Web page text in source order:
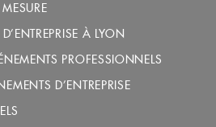
À LYON
PROFESSIONNELS
D’ENTREPRISE